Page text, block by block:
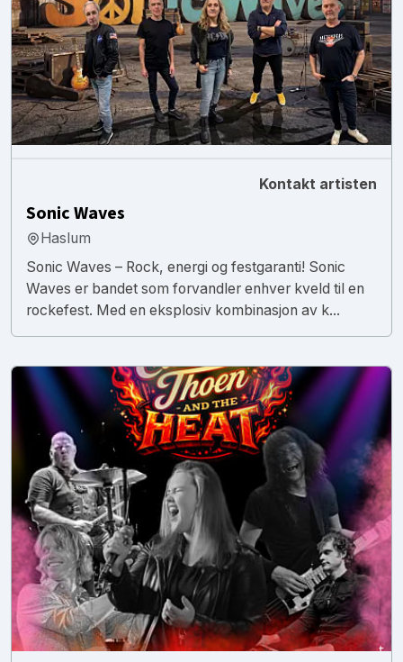
Kontakt artisten
Sonic Waves
Haslum
Sonic Waves – Rock, energi og festgaranti! Sonic
Waves er bandet som forvandler enhver kveld til en
rockefest. Med en eksplosiv kombinasjon av k...